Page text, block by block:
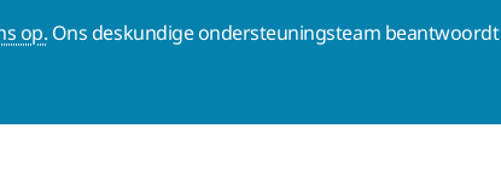
op. Ons deskundige ondersteuningsteam